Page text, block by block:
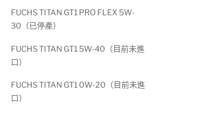
FUCHS TITAN GT1 PRO FLEX 5W-
30（已停產）
FUCHS TITAN GT1 5W-40（目前未進
口）
FUCHS TITAN GT1 0W-20（目前未進
口）